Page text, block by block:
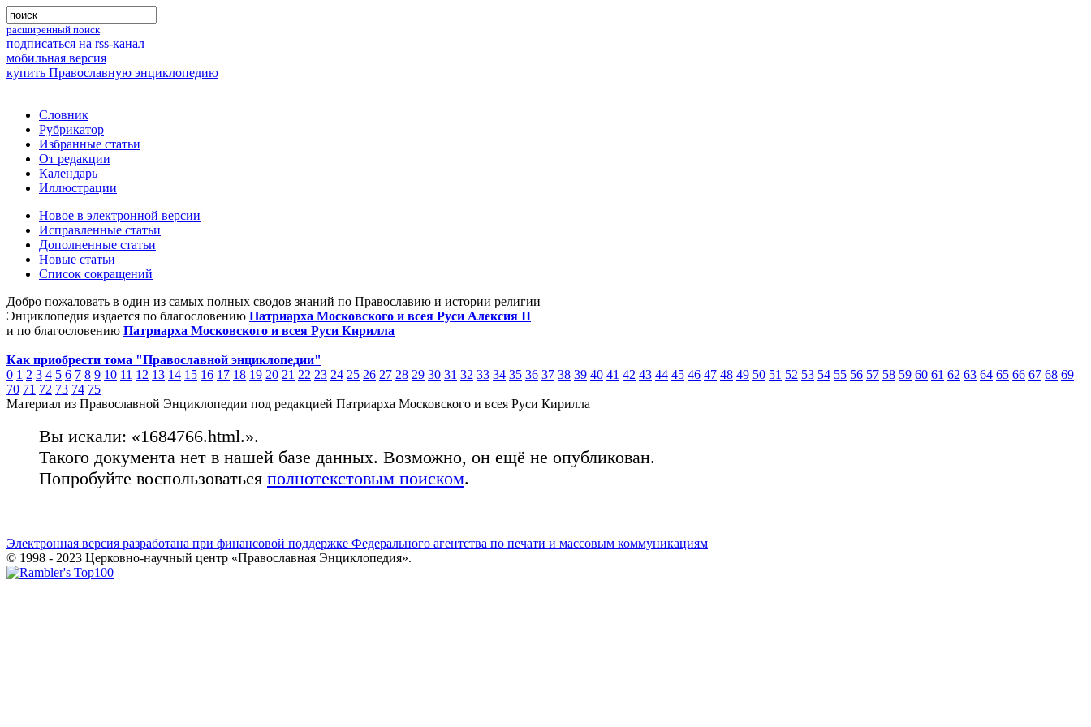
расширенный поиск
подписаться на rss-канал
мобильная версия
купить Православную энциклопедию
Словник
Рубрикатор
Избранные статьи
От редакции
Календарь
Иллюстрации
Новое в электронной версии
Исправленные статьи
Дополненные статьи
Новые статьи
Список сокращений
Добро пожаловать в один из самых полных сводов знаний по Православию и истории религии
Энциклопедия издается по благословению Патриарха Московского и всея Руси Алексия II
и по благословению Патриарха Московского и всея Руси Кирилла
Как приобрести тома "Православной энциклопедии"
0 1 2 3 4 5 6 7 8 9 10 11 12 13 14 15 16 17 18 19 20 21 22 23 24 25 26 27 28 29 30 31 32 33 34 35 36 37 38 39 40 41 42 43 44 45 46 47 48 49 50 51 52 53 54 55 56 57 58 59 60 61 62 63 64 65 66 67 68 69
70 71 72 73 74 75
Материал из Православной Энциклопедии под редакцией Патриарха Московского и всея Руси Кирилла
Вы искали: «1684766.html.».
Такого документа нет в нашей базе данных. Возможно, он ещё не опубликован.
Попробуйте воспользоваться полнотекстовым поиском.
Электронная версия разработана при финансовой поддержке Федерального агентства по печати и массовым коммуникациям
© 1998 - 2023 Церковно-научный центр «Православная Энциклопедия».